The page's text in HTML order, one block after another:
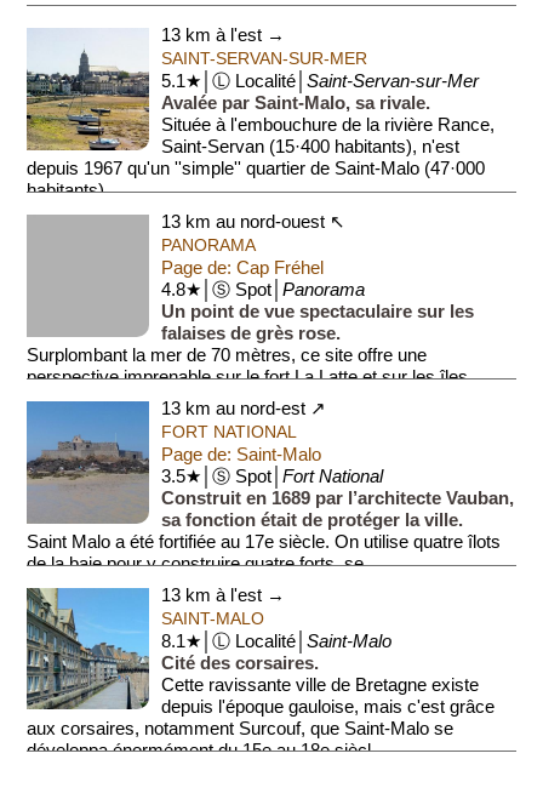
13 km à l'est →
SAINT-SERVAN-SUR-MER
5.1★│Ⓛ Localité│Saint-Servan-sur-Mer
Avalée par Saint-Malo, sa rivale.
Située à l'embouchure de la rivière Rance,
Saint-Servan (15·400 habitants), n'est
depuis 1967 qu'un ''simple'' quartier de Saint-Malo (47·000
habitants).
13 km au nord-ouest ↖
PANORAMA
Page de: Cap Fréhel
4.8★│Ⓢ Spot│Panorama
Un point de vue spectaculaire sur les
falaises de grès rose.
Surplombant la mer de 70 mètres, ce site offre une
perspective imprenable sur le fort La Latte et sur les îles
Anglo-Normandes. Les land...
13 km au nord-est ↗
FORT NATIONAL
Page de: Saint-Malo
3.5★│Ⓢ Spot│Fort National
Construit en 1689 par l’architecte Vauban,
sa fonction était de protéger la ville.
Saint Malo a été fortifiée au 17e siècle. On utilise quatre îlots
de la baie pour y construire quatre forts, se...
13 km à l'est →
SAINT-MALO
8.1★│Ⓛ Localité│Saint-Malo
Cité des corsaires.
Cette ravissante ville de Bretagne existe
depuis l'époque gauloise, mais c'est grâce
aux corsaires, notamment Surcouf, que Saint-Malo se
développa énormément du 15e au 18e siècl...